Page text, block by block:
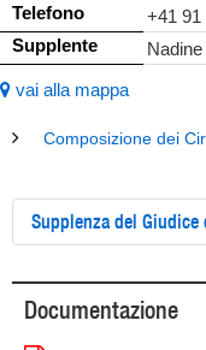
Telefono
+41 91
Supplente
vai alla mappa
Composizione dei
Supplenza del Giudice
Documentazione